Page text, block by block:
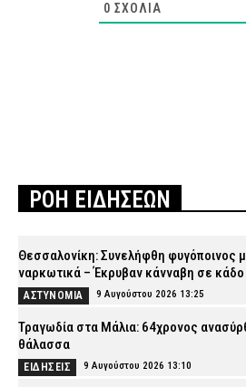
0 ΣΧΌΛΙΑ
ΡΟΗ ΕΙΔΗΣΕΩΝ
Θεσσαλονίκη: Συνελήφθη φυγόποινος
ναρκωτικά – Έκρυβαν κάνναβη σε
ΑΣΤΥΝΟΜΙΑ 9 Αυγούστου 2026 13:25
Τραγωδία στα Μάλια: 64χρονος
θάλασσα
ΕΙΔΗΣΕΙΣ 9 Αυγούστου 2026 13:10